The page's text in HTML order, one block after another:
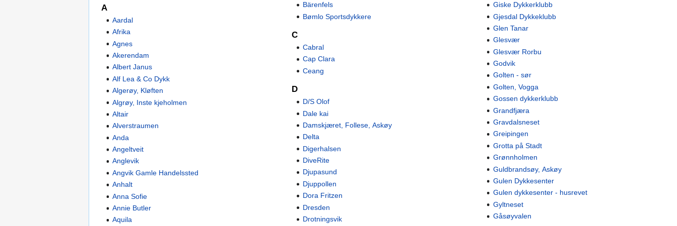
A
Aardal
Afrika
Agnes
Akerendam
Albert Janus
Alf Lea & Co Dykk
Algerøy, Kløften
Algrøy, Inste kjeholmen
Altair
Alverstraumen
Anda
Angeltveit
Anglevik
Angvik Gamle Handelssted
Anhalt
Anna Sofie
Annie Butler
Aquila
Bärenfels
Bømlo Sportsdykkere
C
Cabral
Cap Clara
Ceang
D
D/S Olof
Dale kai
Damskjæret, Follese, Askøy
Delta
Digerhalsen
DiveRite
Djupasund
Djuppollen
Dora Fritzen
Dresden
Drotningsvik
Giske Dykkerklubb
Gjesdal Dykkeklubb
Glen Tanar
Glesvær
Glesvær Rorbu
Godvik
Golten - sør
Golten, Vogga
Gossen dykkerklubb
Grandfjæra
Gravdalsneset
Greipingen
Grotta på Stadt
Grønnholmen
Guldbrandsøy, Askøy
Gulen Dykkesenter
Gulen dykkesenter - husrevet
Gyltneset
Gåsøyvalen